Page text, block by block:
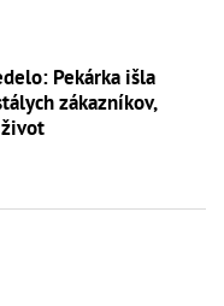
Pekárka išla
zákazníkov,